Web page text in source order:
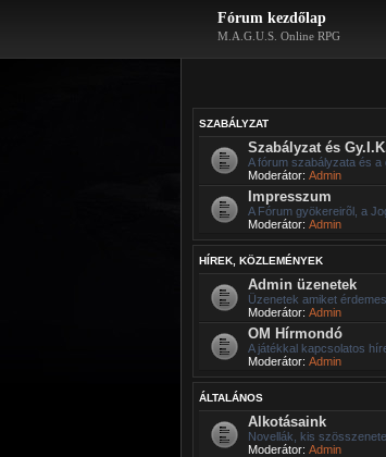
Fórum kezdőlap
M.A.G.U.S. Online RPG
SZABÁLYZAT
Szabályzat és
A fórum szabályzata és a
Moderátor: Admin
Impresszum
A Fórum gyökereirõl, a
Moderátor: Admin
HÍREK, KÖZLEMÉNYEK
Admin üzenetek
Üzenetek amiket
Moderátor: Admin
OM Hírmondó
A játékkal kapcsolatos
Moderátor: Admin
ÁLTALÁNOS
Alkotásaink
Novellák, kis
Moderátor: Admin